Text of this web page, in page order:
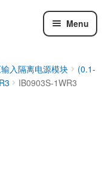
Menu
入隔离电源模块
(0.1-
IB0903S-1WR3